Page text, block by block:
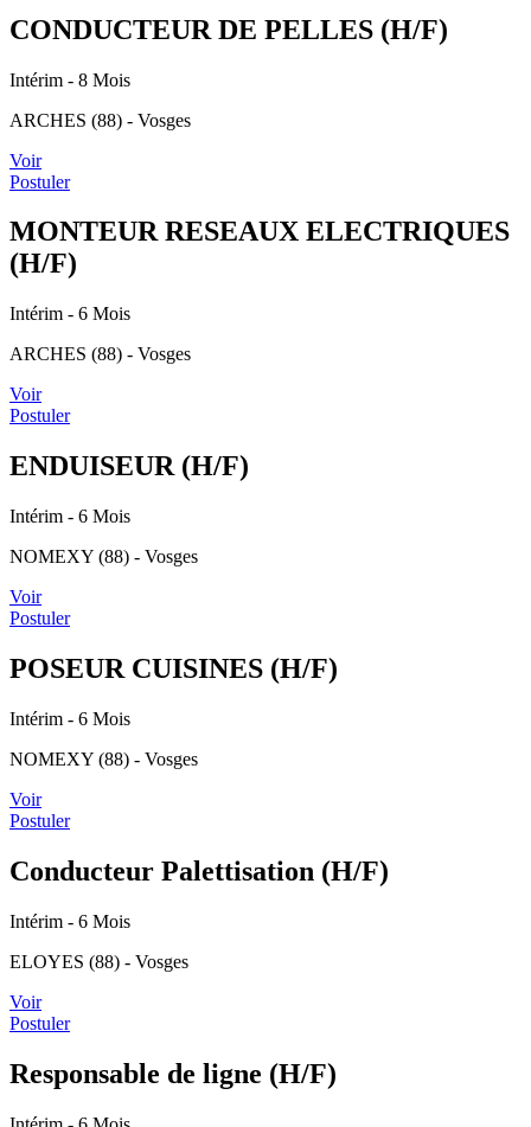
CONDUCTEUR DE PELLES (H/F)
Intérim - 8 Mois
ARCHES (88) - Vosges
Voir
Postuler
MONTEUR RESEAUX ELECTRIQUES
(H/F)
Intérim - 6 Mois
ARCHES (88) - Vosges
Voir
Postuler
ENDUISEUR (H/F)
Intérim - 6 Mois
NOMEXY (88) - Vosges
Voir
Postuler
POSEUR CUISINES (H/F)
Intérim - 6 Mois
NOMEXY (88) - Vosges
Voir
Postuler
Conducteur Palettisation (H/F)
Intérim - 6 Mois
ELOYES (88) - Vosges
Voir
Postuler
Responsable de ligne (H/F)